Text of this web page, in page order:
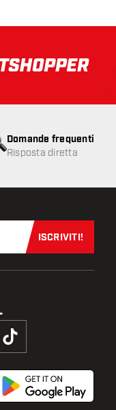
gratuitada € 75
Domande frequenti
Risposta diretta
non disponibile
Iscriviti
ISCRIVITI!